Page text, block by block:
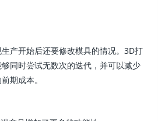
产开始后还要修改模具的情况。3D打
同时尝试无数次的迭代，并可以减少
期成本。